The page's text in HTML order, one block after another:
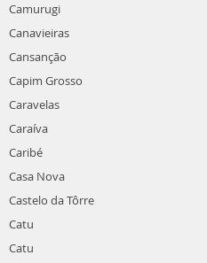
Camurugi
Canavieiras
Cansanção
Capim Grosso
Caravelas
Caraíva
Caribé
Casa Nova
Castelo da Tôrre
Catu
Catu